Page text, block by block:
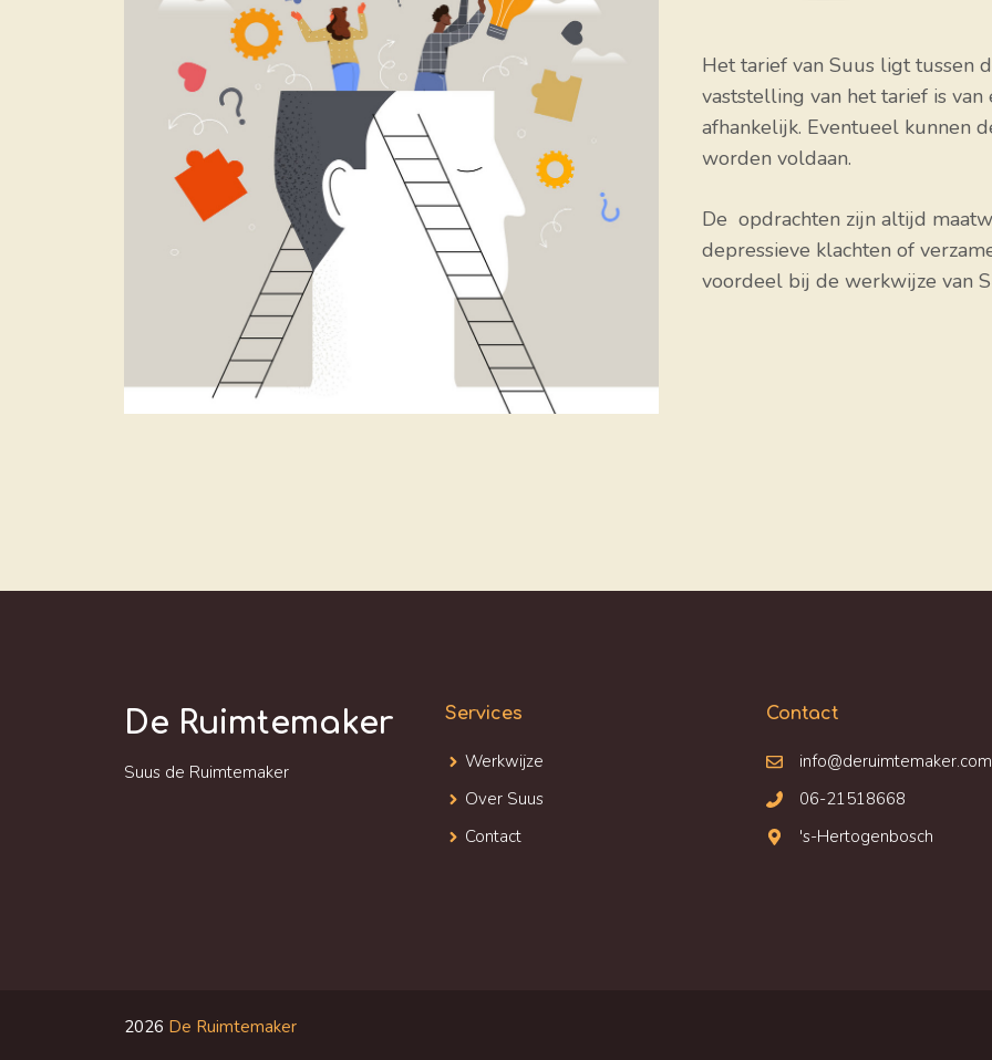
Het tarief van Suus ligt tussen
vaststelling van het tarief is van
afhankelijk. Eventueel kunnen
worden voldaan.
De opdrachten zijn altijd
depressieve klachten of
voordeel bij de werkwijze van
De Ruimtemaker
Suus de Ruimtemaker
Services
Werkwijze
Over Suus
Contact
Contact
info@deruimtemaker.com
06-21518668
's-Hertogenbosch
2026 De Ruimtemaker